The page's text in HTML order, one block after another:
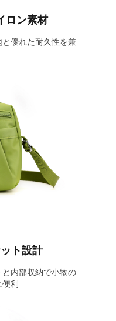
ロン素材
優れた耐久性を兼
ト設計
内部収納で小物の
利